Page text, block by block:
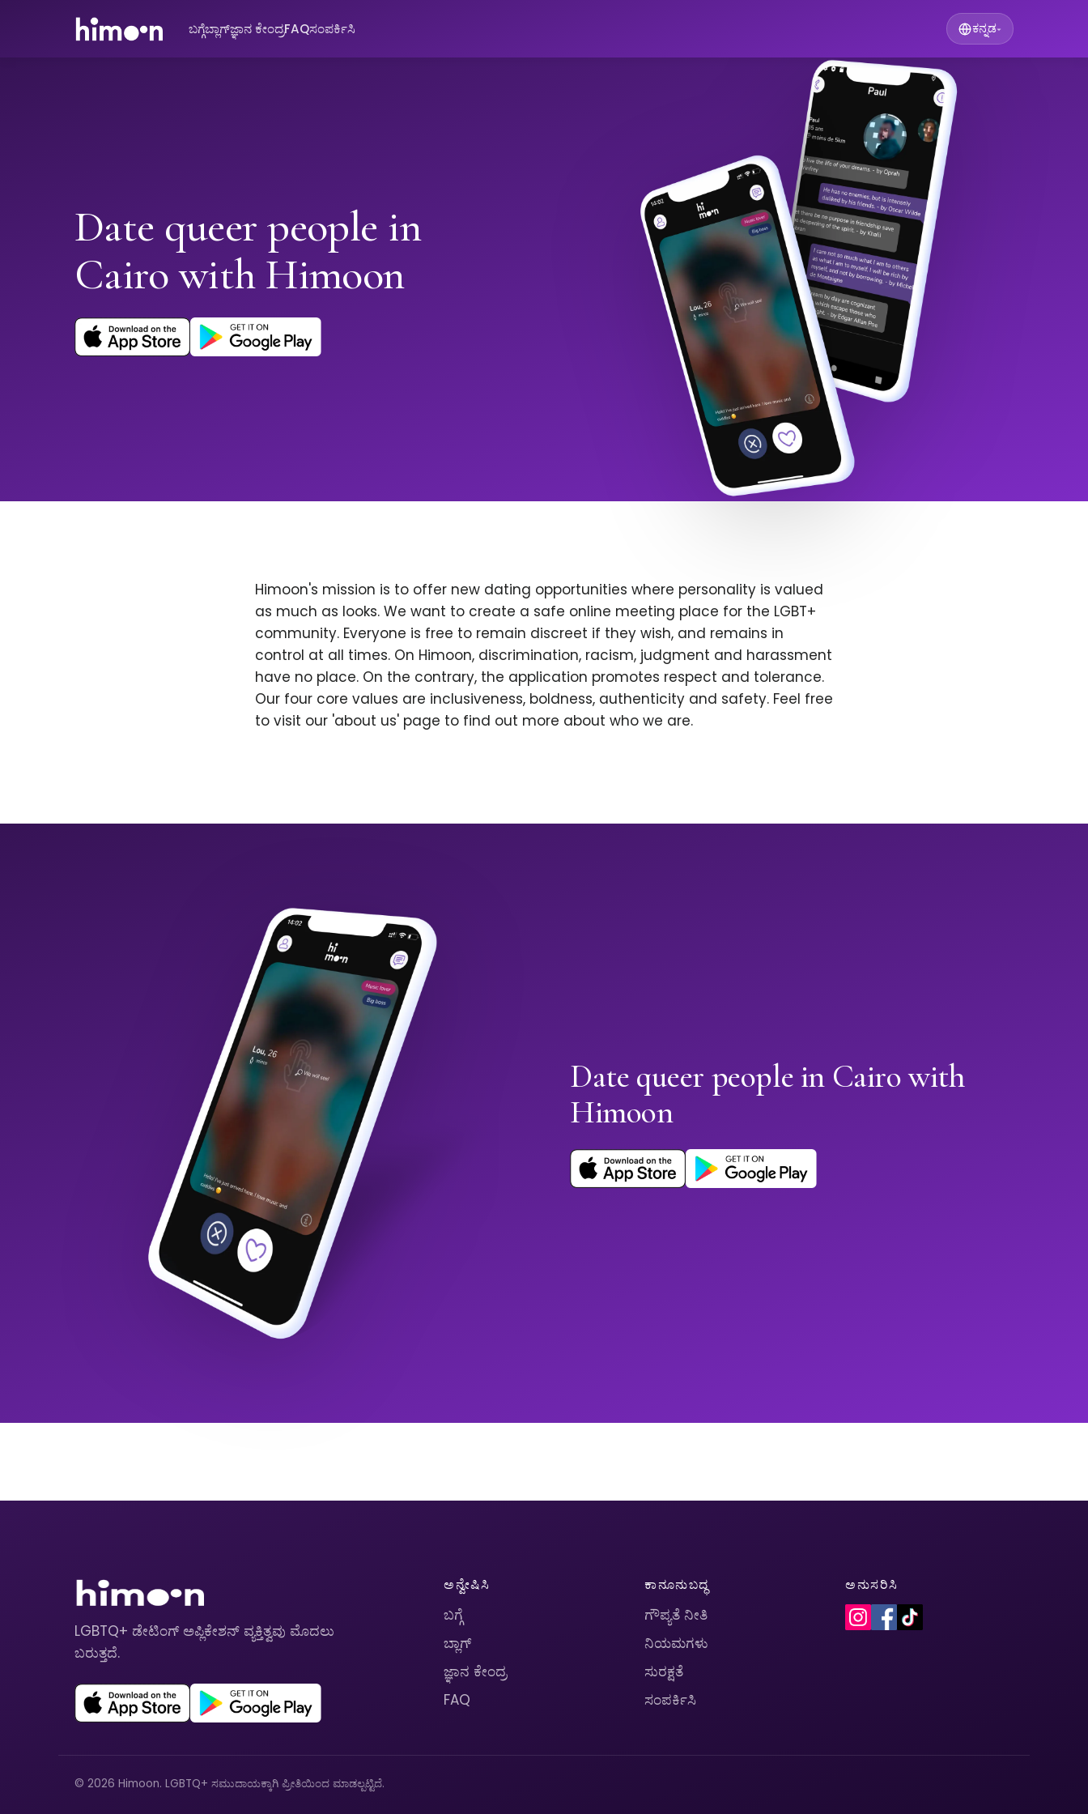
ಬಗ್ಗೆಬ್ಲಾಗ್ಜ್ಞಾನ ಕೇಂದ್ರFAQಸಂಪರ್ಕಿಸಿ ಕನ್ನಡ▾
Date queer people in
Cairo with Himoon
Himoon's mission is to offer new dating opportunities where personality is valued
as much as looks. We want to create a safe online meeting place for the LGBT+
community. Everyone is free to remain discreet if they wish, and remains in
control at all times. On Himoon, discrimination, racism, judgment and harassment
have no place. On the contrary, the application promotes respect and tolerance.
Our four core values are inclusiveness, boldness, authenticity and safety. Feel free
to visit our 'about us' page to find out more about who we are.
Date queer people in Cairo with
Himoon
LGBTQ+ ಡೇಟಿಂಗ್ ಅಪ್ಲಿಕೇಶನ್ ವ್ಯಕ್ತಿತ್ವವು ಮೊದಲು
ಬರುತ್ತದೆ.
ಅನ್ವೇಷಿಸಿ
ಬಗ್ಗೆ
ಬ್ಲಾಗ್
ಜ್ಞಾನ ಕೇಂದ್ರ
FAQ
ಕಾನೂನುಬದ್ಧ
ಗೌಪ್ಯತೆ ನೀತಿ
ನಿಯಮಗಳು
ಸುರಕ್ಷತೆ
ಸಂಪರ್ಕಿಸಿ
ಅನುಸರಿಸಿ
© 2026 Himoon. LGBTQ+ ಸಮುದಾಯಕ್ಕಾಗಿ ಪ್ರೀತಿಯಿಂದ ಮಾಡಲ್ಪಟ್ಟಿದೆ.